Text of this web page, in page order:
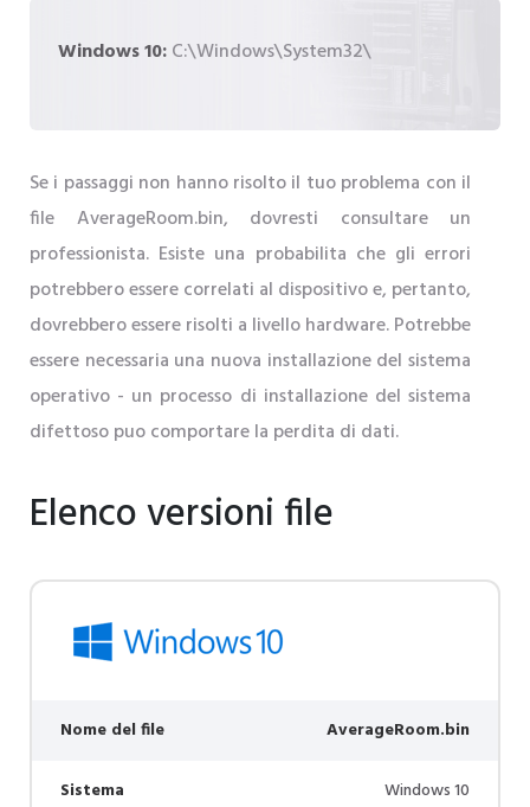
Windows 10:C:\Windows\System32\
Se i passaggi non hanno risolto il tuo problema con il
file AverageRoom.bin, dovresti consultare un
professionista. Esiste una probabilita che gli errori
potrebbero essere correlati al dispositivo e, pertanto,
dovrebbero essere risolti a livello hardware. Potrebbe
essere necessaria una nuova installazione del sistema
operativo - un processo di installazione del sistema
difettoso puo comportare la perdita di dati.
Elenco versioni file
Nome del file AverageRoom.bin
Sistema Windows 10